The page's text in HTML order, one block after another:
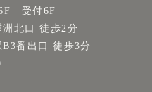
受付6F
洲北口 徒歩2分
番出口 徒歩3分